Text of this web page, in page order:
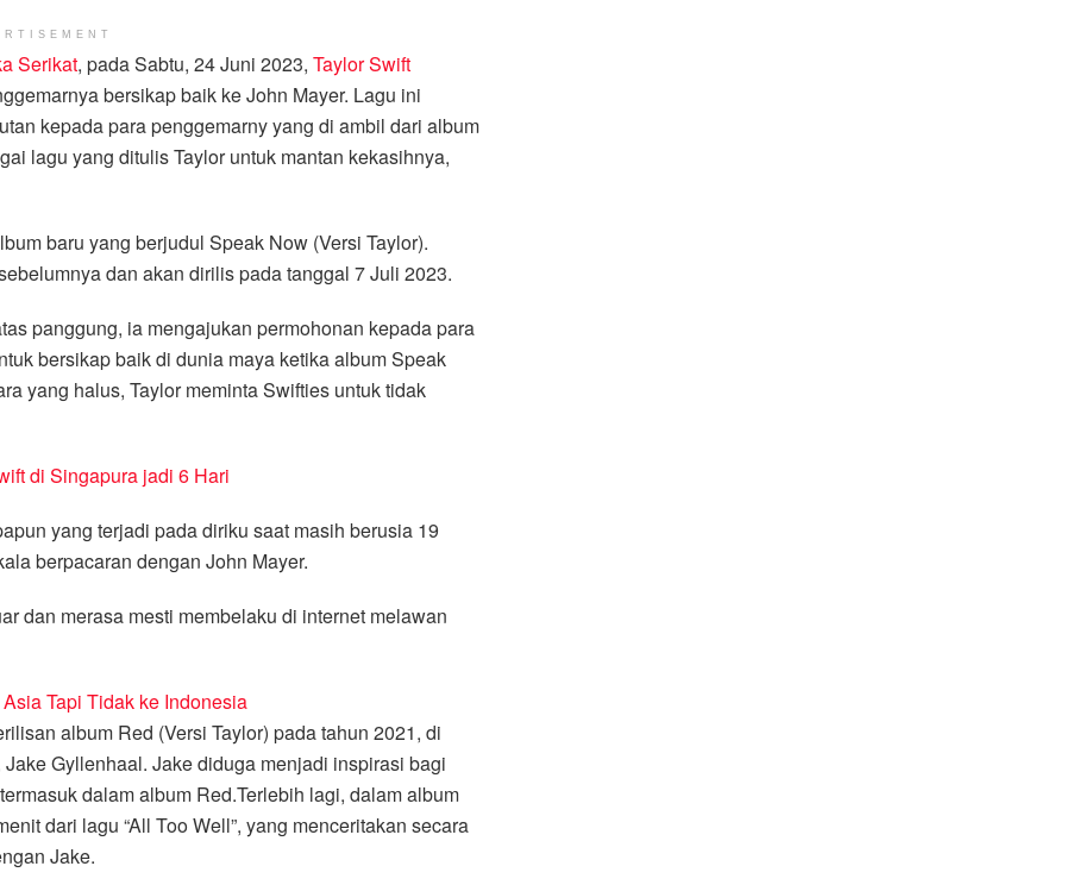
Serikat, pada Sabtu, 24 Juni 2023, Taylor Swift
bersikap baik ke John Mayer. Lagu ini
kepada para penggemarny yang di ambil dari album
lagu yang ditulis Taylor untuk mantan kekasihnya,
baru yang berjudul Speak Now (Versi Taylor).
dan akan dirilis pada tanggal 7 Juli 2023.
panggung, ia mengajukan permohonan kepada para
bersikap baik di dunia maya ketika album Speak
yang halus, Taylor meminta Swifties untuk tidak
di Singapura jadi 6 Hari
yang terjadi pada diriku saat masih berusia 19
berpacaran dengan John Mayer.
dan merasa mesti membelaku di internet melawan
Tapi Tidak ke Indonesia
album Red (Versi Taylor) pada tahun 2021, di
Gyllenhaal. Jake diduga menjadi inspirasi bagi
dalam album Red.Terlebih lagi, dalam album
dari lagu “All Too Well”, yang menceritakan secara
Jake.